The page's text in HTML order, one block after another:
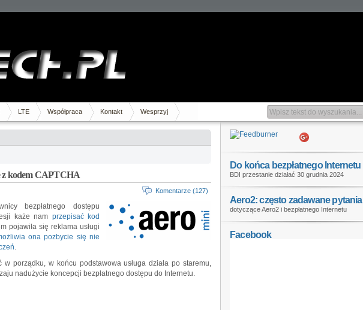
LTE Współpraca Kontakt Wesprzyj
z kodem CAPTCHA
Komentarze (127)
bezpłatnego dostępu
każe nam przepisać kod
pojawiła się reklama usługi
ona pozbycie się nie
.
porządku, w końcu podstawowa usługa działa po staremu,
nadużycie koncepcji bezpłatnego dostępu do Internetu.
Do końca bezpłatnego Internetu
BDI przestanie działać 30 grudnia 2024
Aero2: często zadawane pytania
dotyczące Aero2 i bezpłatnego Internetu
Facebook